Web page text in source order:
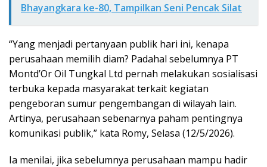
Bhayangkara ke-80, Tampilkan Seni Pencak Silat
“Yang menjadi pertanyaan publik hari ini, kenapa
perusahaan memilih diam? Padahal sebelumnya PT
Montd’Or Oil Tungkal Ltd pernah melakukan sosialisasi
terbuka kepada masyarakat terkait kegiatan
pengeboran sumur pengembangan di wilayah lain.
Artinya, perusahaan sebenarnya paham pentingnya
komunikasi publik,” kata Romy, Selasa (12/5/2026).
Ia menilai, jika sebelumnya perusahaan mampu hadir